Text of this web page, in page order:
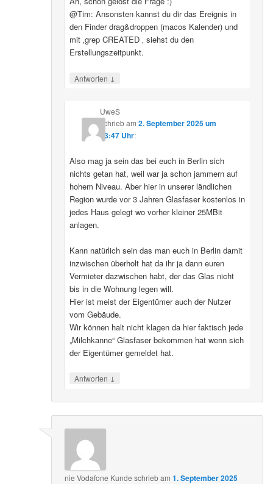
@Tim: Ansonsten kannst du dir das Ereignis in
den Finder drag&droppen (macos Kalender) und
mit ‚grep CREATED ‚ siehst du den
Erstellungszeitpunkt.
Antworten ↓
UweS
schriebam 2. September 2025 um
13:47 Uhr:
Also mag ja sein das bei euch in Berlin sich
nichts getan hat, weil war ja schon jammern auf
hohem Niveau. Aber hier in unserer ländlichen
Region wurde vor 3 Jahren Glasfaser kostenlos in
jedes Haus gelegt wo vorher kleiner 25MBit
anlagen.
Kann natürlich sein das man euch in Berlin damit
inzwischen überholt hat da ihr ja dann euren
Vermieter dazwischen habt, der das Glas nicht
bis in die Wohnung legen will.
Hier ist meist der Eigentümer auch der Nutzer
vom Gebäude.
Wir können halt nicht klagen da hier faktisch jede
„Milchkanne“ Glasfaser bekommen hat wenn sich
der Eigentümer gemeldet hat.
Antworten ↓
nie Vodafone Kunde schriebam1. September 2025